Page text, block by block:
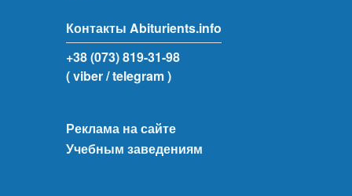
Контакты Abiturients.info
+38 (073) 819-31-98
( viber/ telegram )
Реклама на сайте
Учебным заведениям